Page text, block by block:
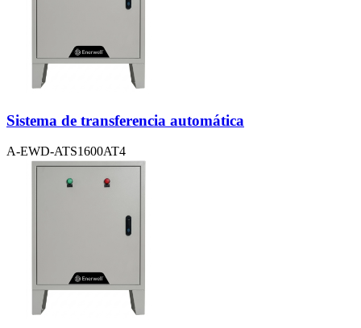
Sistema de transferencia automática
A-EWD-ATS1600AT4